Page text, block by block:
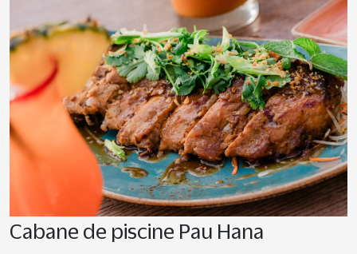
Cabane de piscine Pau Hana